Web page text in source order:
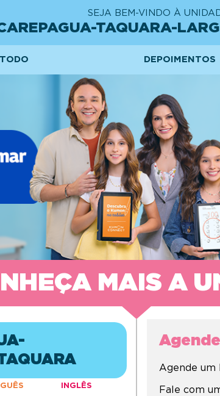
SEJA BEM-VINDO À
TAQUARA-
DEPOIMENTOS
MAIS A
INGLÊS
Agende um
Fale com